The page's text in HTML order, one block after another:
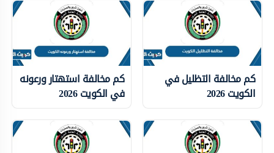
كم مخالفة التظليل في
الكويت 2026
كم مخالفة استهتار ورعونه
في الكويت 2026